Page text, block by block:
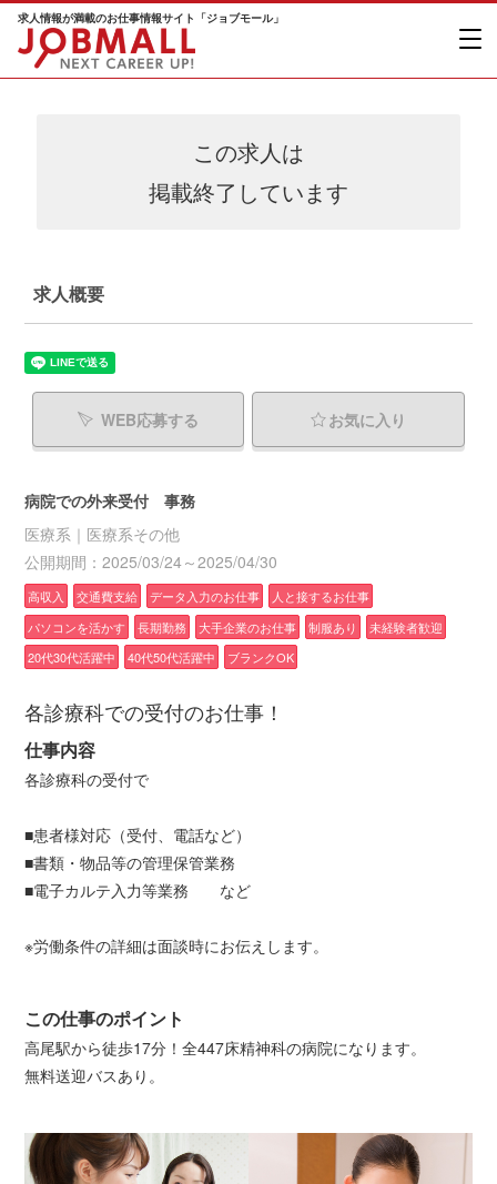
求人情報が満載のお仕事情報サイト「ジョブモール」
この求人は
掲載終了しています
求人概要
WEB応募する お気に入り
病院での外来受付 事務
医療系｜医療系その他
公開期間：2025/03/24～2025/04/30
高収入 交通費支給 データ入力のお仕事
人と接するお仕事
パソコンを活かす
長期勤務 大手企業のお仕事 制服あり
未経験者歓迎
20代30代活躍中
40代50代活躍中 ブランクOK
各診療科での受付のお仕事！
仕事内容
各診療科の受付で
■患者様対応（受付、電話など）
■書類・物品等の管理保管業務
■電子カルテ入力等業務 など
※労働条件の詳細は面談時にお伝えします。
この仕事のポイント
高尾駅から徒歩17分！全447床精神科の病院になります。
無料送迎バスあり。